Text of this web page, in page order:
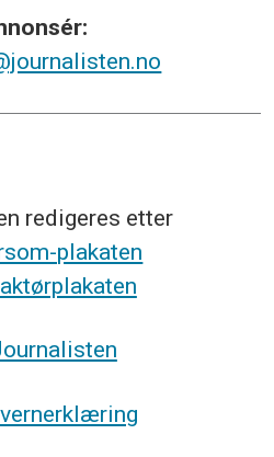
redigeres etter
plakaten